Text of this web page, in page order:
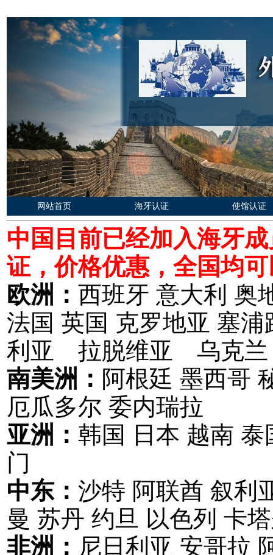
网站首页 海牙认证 使馆认证
中国目前已经加入海牙
证，价格优惠，全国均
欧洲： 西班牙 意大利 奥
法国 英国 克罗地亚 塞
利亚 拉脱维亚 乌克兰
南美洲： 阿根廷 墨西哥
厄瓜多尔 委内瑞拉
亚洲： 韩国 日本 越南
门
中东： 沙特 阿联酋 叙利
曼 苏丹 约旦 以色列 卡
非洲： 尼日利亚 安哥拉